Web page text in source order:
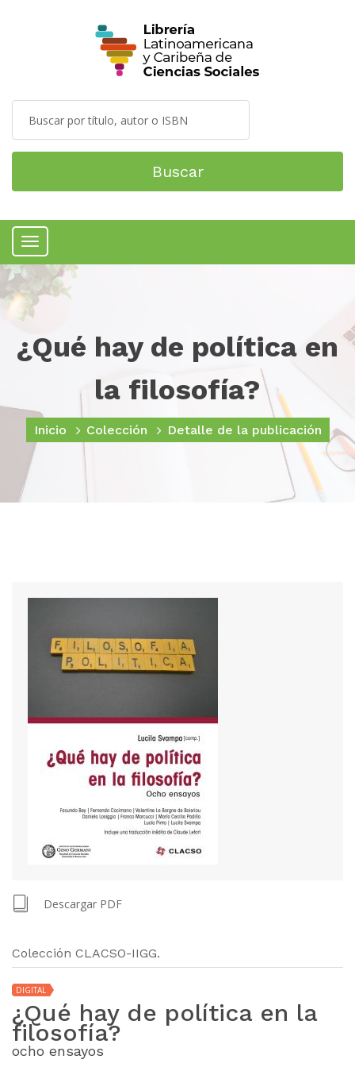
Buscar
Menú
¿Qué hay de política en
la filosofía?
Inicio Colección Detalle de la publicación
Descargar PDF
Colección CLACSO-IIGG.
DIGITAL
¿Qué hay de política en la
filosofía?
ocho ensayos